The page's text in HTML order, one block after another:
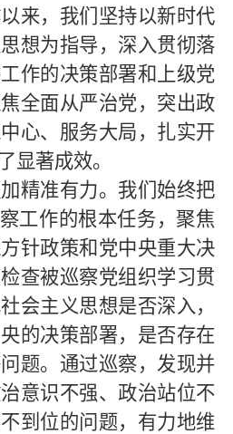
来，我们坚持以新时代
想为指导，深入贯彻落
作的决策部署和上级党
全面从严治党，突出政
心、服务大局，扎实开
显著成效。
精准有力。我们始终把
工作的根本任务，聚焦
针政策和党中央重大决
查被巡察党组织学习贯
会主义思想是否深入，
的决策部署，是否存在
题。通过巡察，发现并
意识不强、政治站位不
到位的问题，有力地维